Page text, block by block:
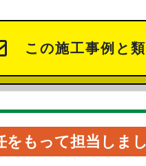
この施工事例と
をもって担当しま